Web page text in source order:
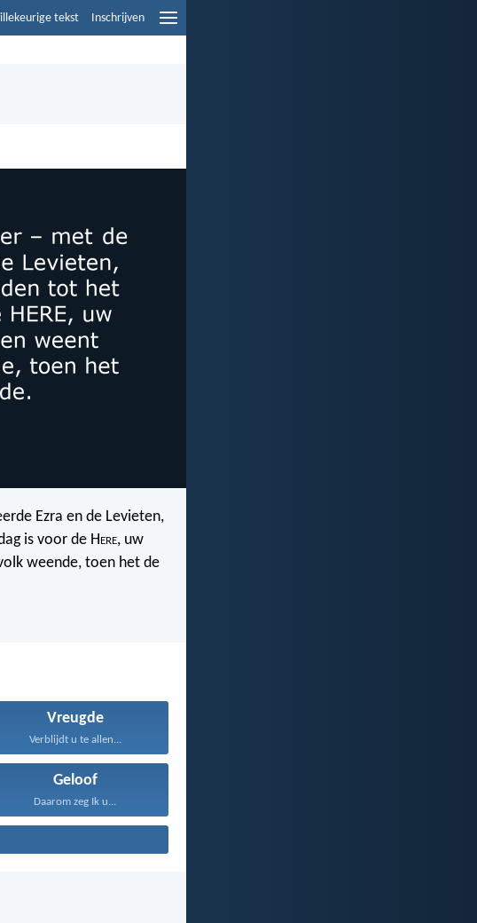
tekst Inschrijven
Ezra en de Levieten,
is voor de Here, uw
weende, toen het de
Vreugde
Verblijdt u te allen...
Geloof
Daarom zeg Ik u...